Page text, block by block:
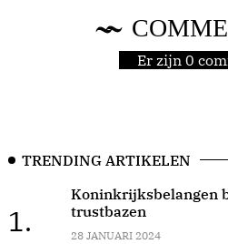
Er zijn 0
TRENDING ARTIKELEN
1.
Koninkrijksbelangen
trustbazen
28 JANUARI 2024